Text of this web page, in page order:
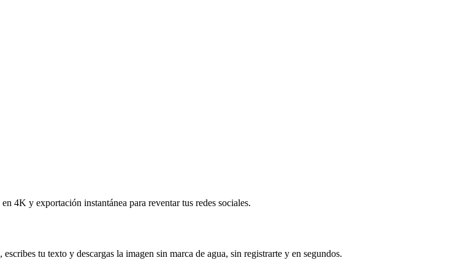
4K y exportación instantánea para reventar tus redes sociales.
tu texto y descargas la imagen sin marca de agua, sin registrarte y en segundos.